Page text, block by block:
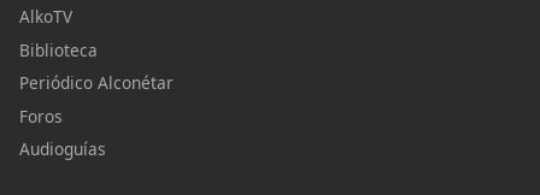
AlkoTV
Biblioteca
Periódico Alconétar
Foros
Audioguías